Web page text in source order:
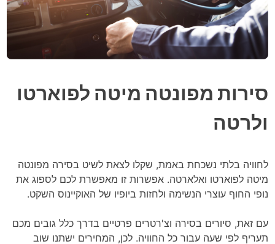
סירות מפונטה מיטה לפוארטו
ולרטה
לחוויה בלתי נשכחת באמת, שקלו לצאת לשיט בסירה מפונטה
מיטה לפוארטו ואלארטה. אפשרות זו מאפשרת לכם לספוג את
נופי החוף עוצרי הנשימה ולחזות ביופיו של האוקיינוס השקט.
עם זאת, סיורים בסירה וצ'רטרים פרטיים בדרך כלל גובים מכם
תעריף לפי שעה עבור כל החוויה. לכן, המחירים ישתנו שוב